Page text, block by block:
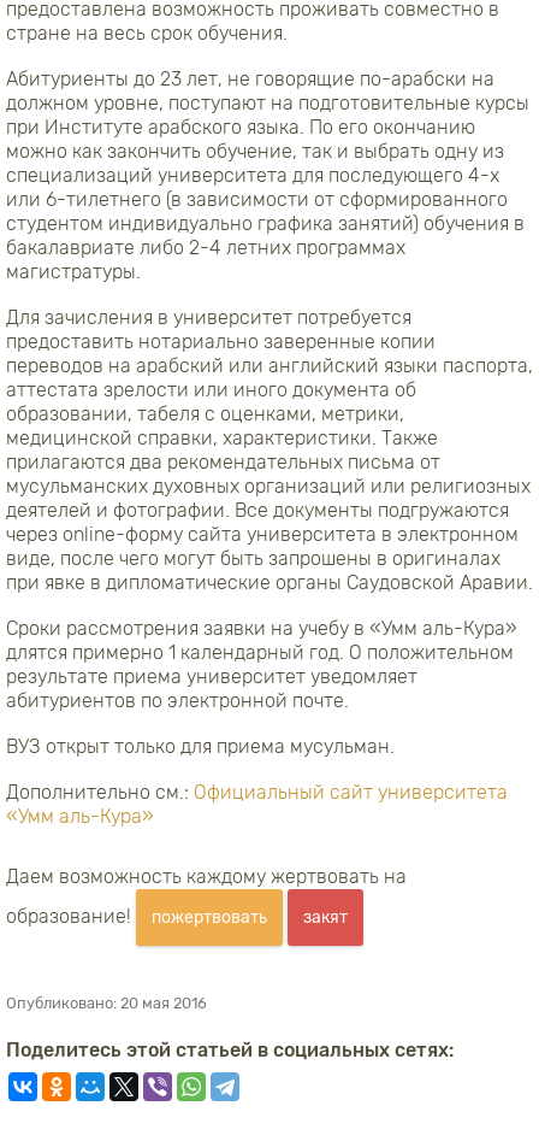
предоставлена возможность проживать совместно в
стране на весь срок обучения.
Абитуриенты до 23 лет, не говорящие по-арабски на
должном уровне, поступают на подготовительные курсы
при Институте арабского языка. По его окончанию
можно как закончить обучение, так и выбрать одну из
специализаций университета для последующего 4-х
или 6-тилетнего (в зависимости от сформированного
студентом индивидуально графика занятий) обучения в
бакалавриате либо 2-4 летних программах
магистратуры.
Для зачисления в университет потребуется
предоставить нотариально заверенные копии
переводов на арабский или английский языки паспорта,
аттестата зрелости или иного документа об
образовании, табеля с оценками, метрики,
медицинской справки, характеристики. Также
прилагаются два рекомендательных письма от
мусульманских духовных организаций или религиозных
деятелей и фотографии. Все документы подгружаются
через online-форму сайта университета в электронном
виде, после чего могут быть запрошены в оригиналах
при явке в дипломатические органы Саудовской Аравии.
Сроки рассмотрения заявки на учебу в «Умм аль-Кура»
длятся примерно 1 календарный год. О положительном
результате приема университет уведомляет
абитуриентов по электронной почте.
ВУЗ открыт только для приема мусульман.
Дополнительно см.: Официальный сайт университета
«Умм аль-Кура»
Даем возможность каждому жертвовать на
образование!
пожертвовать закят
Опубликовано: 20 мая 2016
Поделитесь этой статьей в социальных сетях: